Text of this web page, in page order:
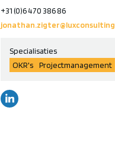
+31 (0)6 470 386 86
Specialisaties
OKR's
Projectmanagement